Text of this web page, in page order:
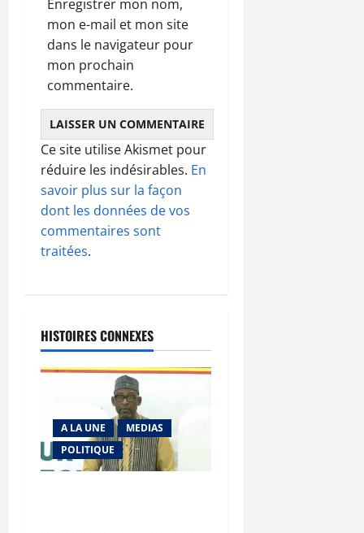
Enregistrer mon nom,
mon e-mail et mon site
dans le navigateur pour
mon prochain
commentaire.
Ce site utilise Akismet pour
réduire les indésirables. En
savoir plus sur la façon
dont les données de vos
commentaires sont
traitées.
HISTOIRES CONNEXES
A LA UNE
MEDIAS
POLITIQUE